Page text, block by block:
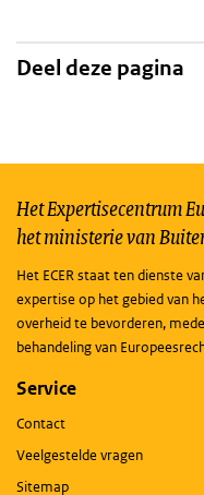
Deel deze pagina
Het Expertisecentrum
het ministerie van
Het ECER staat ten dienste
expertise op het gebied van
overheid te bevorderen,
behandeling van
Service
Contact
Veelgestelde vragen
Sitemap